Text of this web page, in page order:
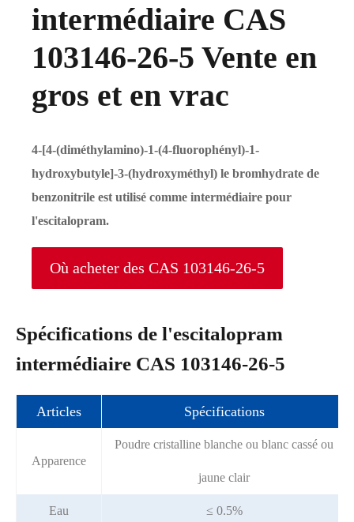
intermédiaire CAS
103146-26-5 Vente en
gros et en vrac
4-[4-(diméthylamino)-1-(4-fluorophényl)-1-
hydroxybutyle]-3-(hydroxyméthyl) le bromhydrate de
benzonitrile est utilisé comme intermédiaire pour
l'escitalopram.
Où acheter des CAS 103146-26-5
Spécifications de l'escitalopram
intermédiaire CAS 103146-26-5
Articles Spécifications
Apparence
Poudre cristalline blanche ou blanc cassé ou
jaune clair
Eau ≤ 0.5%